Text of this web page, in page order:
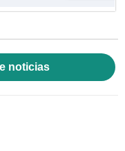
noticias